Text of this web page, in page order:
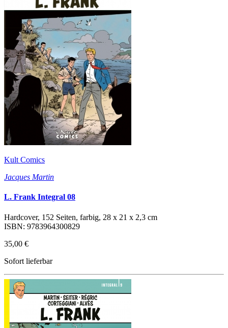
Kult Comics
Jacques Martin
L. Frank Integral 08
Hardcover, 152 Seiten, farbig, 28 x 21 x 2,3 cm
ISBN: 9783964300829
35,00 €
Sofort lieferbar